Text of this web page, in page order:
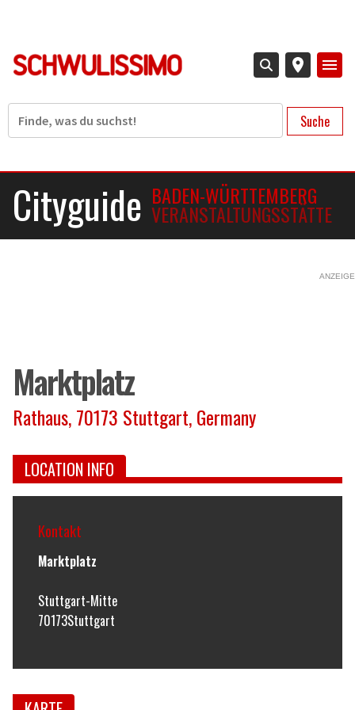
Suche
Cityguide BADEN-WÜRTTEMBERG
VERANSTALTUNGSSTÄTTE
ANZEIGE
Marktplatz
Rathaus, 70173 Stuttgart, Germany
LOCATION INFO
Kontakt
Marktplatz
Stuttgart-Mitte
70173Stuttgart